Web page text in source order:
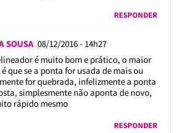
RESPONDER
SOUSA 08/12/2016 - 14h27
é muito bom e prático, o maior
que se a ponta for usada de mais ou
for quebrada, infelizmente a ponta
simplesmente não aponta de novo,
rápido mesmo
RESPONDER